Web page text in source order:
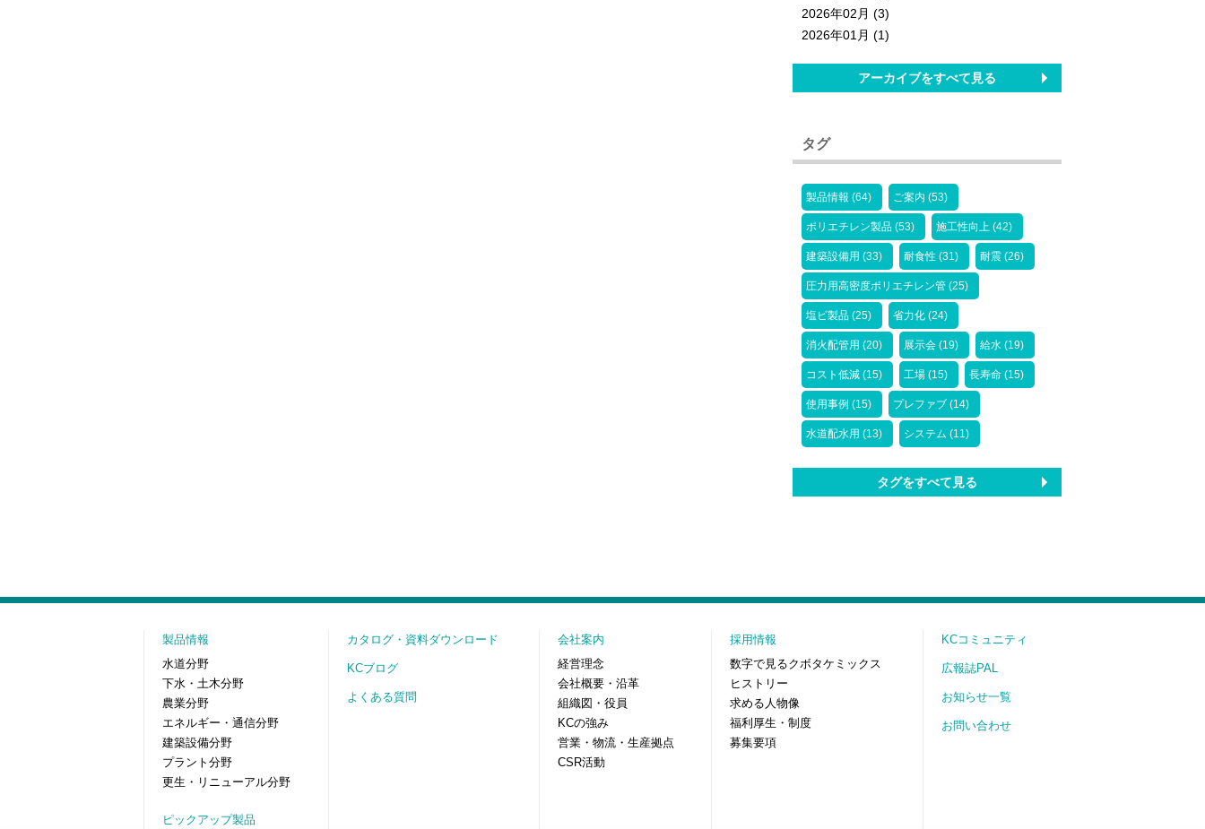
2026年02月 (3)
2026年01月 (1)
アーカイブをすべて見る
タグ
製品情報 (64) ご案内 (53)
ポリエチレン製品 (53) 施工性向上 (42)
建築設備用 (33) 耐食性 (31) 耐震 (26)
圧力用高密度ポリエチレン管 (25)
塩ビ製品 (25) 省力化 (24)
消火配管用 (20) 展示会 (19) 給水 (19)
コスト低減 (15) 工場 (15) 長寿命 (15)
使用事例 (15) プレファブ (14)
水道配水用 (13) システム (11)
タグをすべて見る
製品情報
水道分野
下水・土木分野
農業分野
エネルギー・通信分野
建築設備分野
プラント分野
更生・リニューアル分野
ピックアップ製品
カタログ・資料ダウンロード
KCブログ
よくある質問
会社案内
経営理念
会社概要・沿革
組織図・役員
KCの強み
営業・物流・生産拠点
CSR活動
採用情報
数字で見るクボタケミックス
ヒストリー
求める人物像
福利厚生・制度
募集要項
KCコミュニティ
広報誌PAL
お知らせ一覧
お問い合わせ